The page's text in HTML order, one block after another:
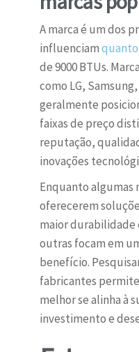
A marca é um dos
influenciam
de 9000 BTUs.
como LG,
geralmente
faixas de preço
reputação,
inovações
Enquanto algumas
oferecerem
maior durabilidade
outras focam em
benefício.
fabricantes
melhor se alinha à
investimento e